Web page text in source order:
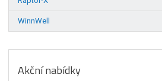
WinnWell
Akční nabídky